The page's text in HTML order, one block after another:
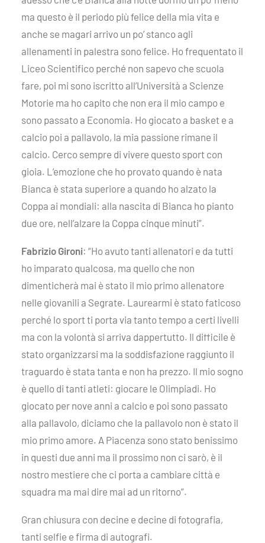
ma questo è il periodo più felice della mia vita e
anche se magari arrivo un po’ stanco agli
allenamenti in palestra sono felice. Ho frequentato il
Liceo Scientifico perché non sapevo che scuola
fare, poi mi sono iscritto all’Università a Scienze
Motorie ma ho capito che non era il mio campo e
sono passato a Economia. Ho giocato a basket e a
calcio poi a pallavolo, la mia passione rimane il
calcio. Cerco sempre di vivere questo sport con
gioia. L’emozione che ho provato quando è nata
Bianca è stata superiore a quando ho alzato la
Coppa ai mondiali: alla nascita di Bianca ho pianto
due ore, nell’alzare la Coppa cinque minuti”.
Fabrizio Gironi: “Ho avuto tanti allenatori e da tutti
ho imparato qualcosa, ma quello che non
dimenticherà mai è stato il mio primo allenatore
nelle giovanili a Segrate. Laurearmi è stato faticoso
perché lo sport ti porta via tanto tempo a certi livelli
ma con la volontà si arriva dappertutto. Il difficile è
stato organizzarsi ma la soddisfazione raggiunto il
traguardo è stata tanta e non ha prezzo. Il mio sogno
è quello di tanti atleti: giocare le Olimpiadi. Ho
giocato per nove anni a calcio e poi sono passato
alla pallavolo, diciamo che la pallavolo non è stato il
mio primo amore. A Piacenza sono stato benissimo
in questi due anni ma il prossimo non ci sarò, è il
nostro mestiere che ci porta a cambiare città e
squadra ma mai dire mai ad un ritorno”.
Gran chiusura con decine e decine di fotografia,
tanti selfie e firma di autografi.